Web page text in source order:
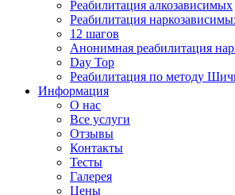
Реабилитация алкозависимых
Реабилитация
12 шагов
Анонимная реабилитация
Day Top
Реабилитация по методу
Информация
О нас
Все услуги
Отзывы
Контакты
Тесты
Галерея
Цены